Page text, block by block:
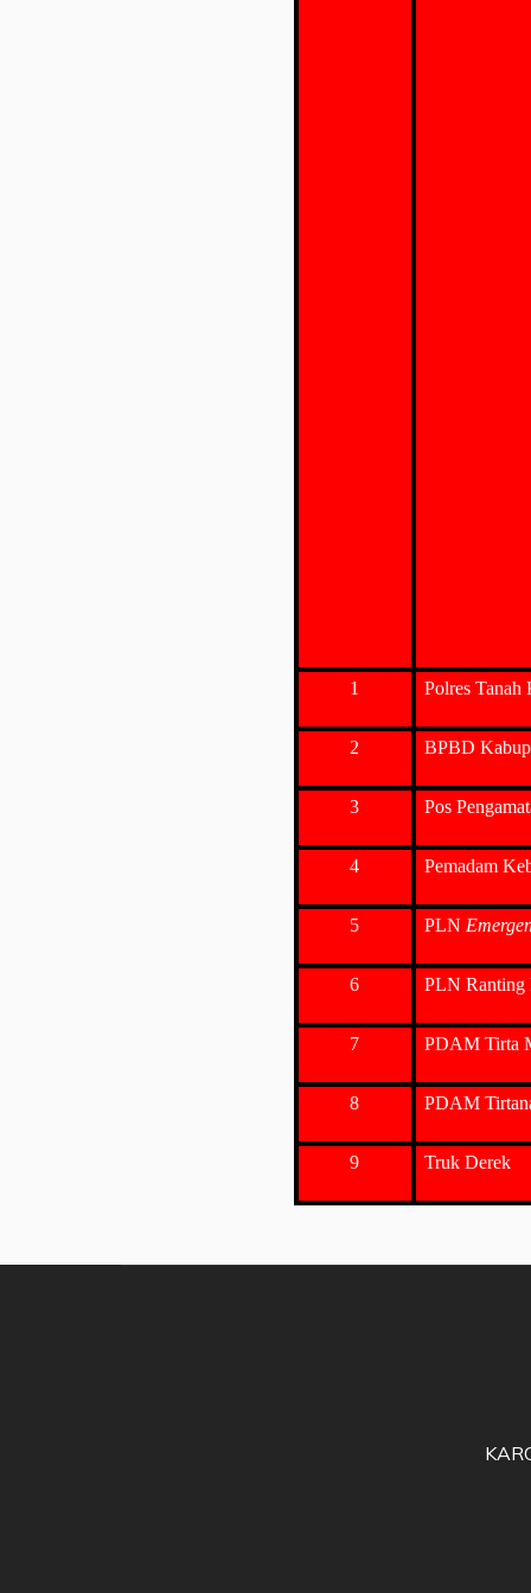
1 Polres Tanah
2 BPBD
3 Pos
4 Pemadam
5 PLN
6 PLN Ranting
7 PDAM Tirta
8 PDAM
9 Truk Derek